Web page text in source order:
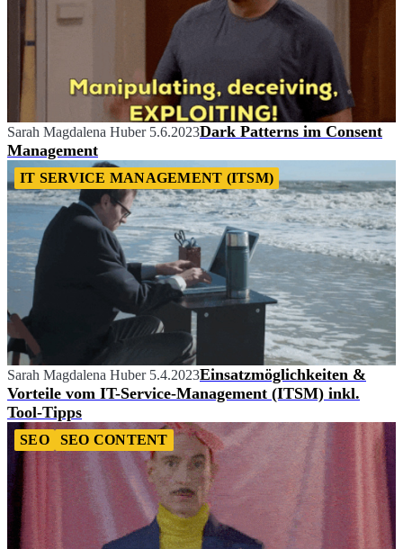
Sarah Magdalena Huber 5.6.2023Dark Patterns im Consent
Management
IT SERVICE MANAGEMENT (ITSM)
Sarah Magdalena Huber 5.4.2023Einsatzmöglichkeiten &
Vorteile vom IT-Service-Management (ITSM) inkl.
Tool-Tipps
SEO SEO CONTENT